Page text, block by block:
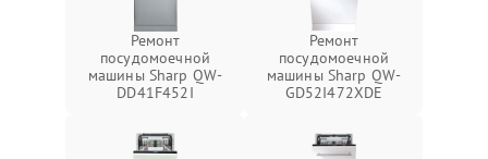
Ремонт
посудомоечной
машины Sharp QW-
DD41F452I
Ремонт
посудомоечной
машины Sharp QW-
GD52I472XDE